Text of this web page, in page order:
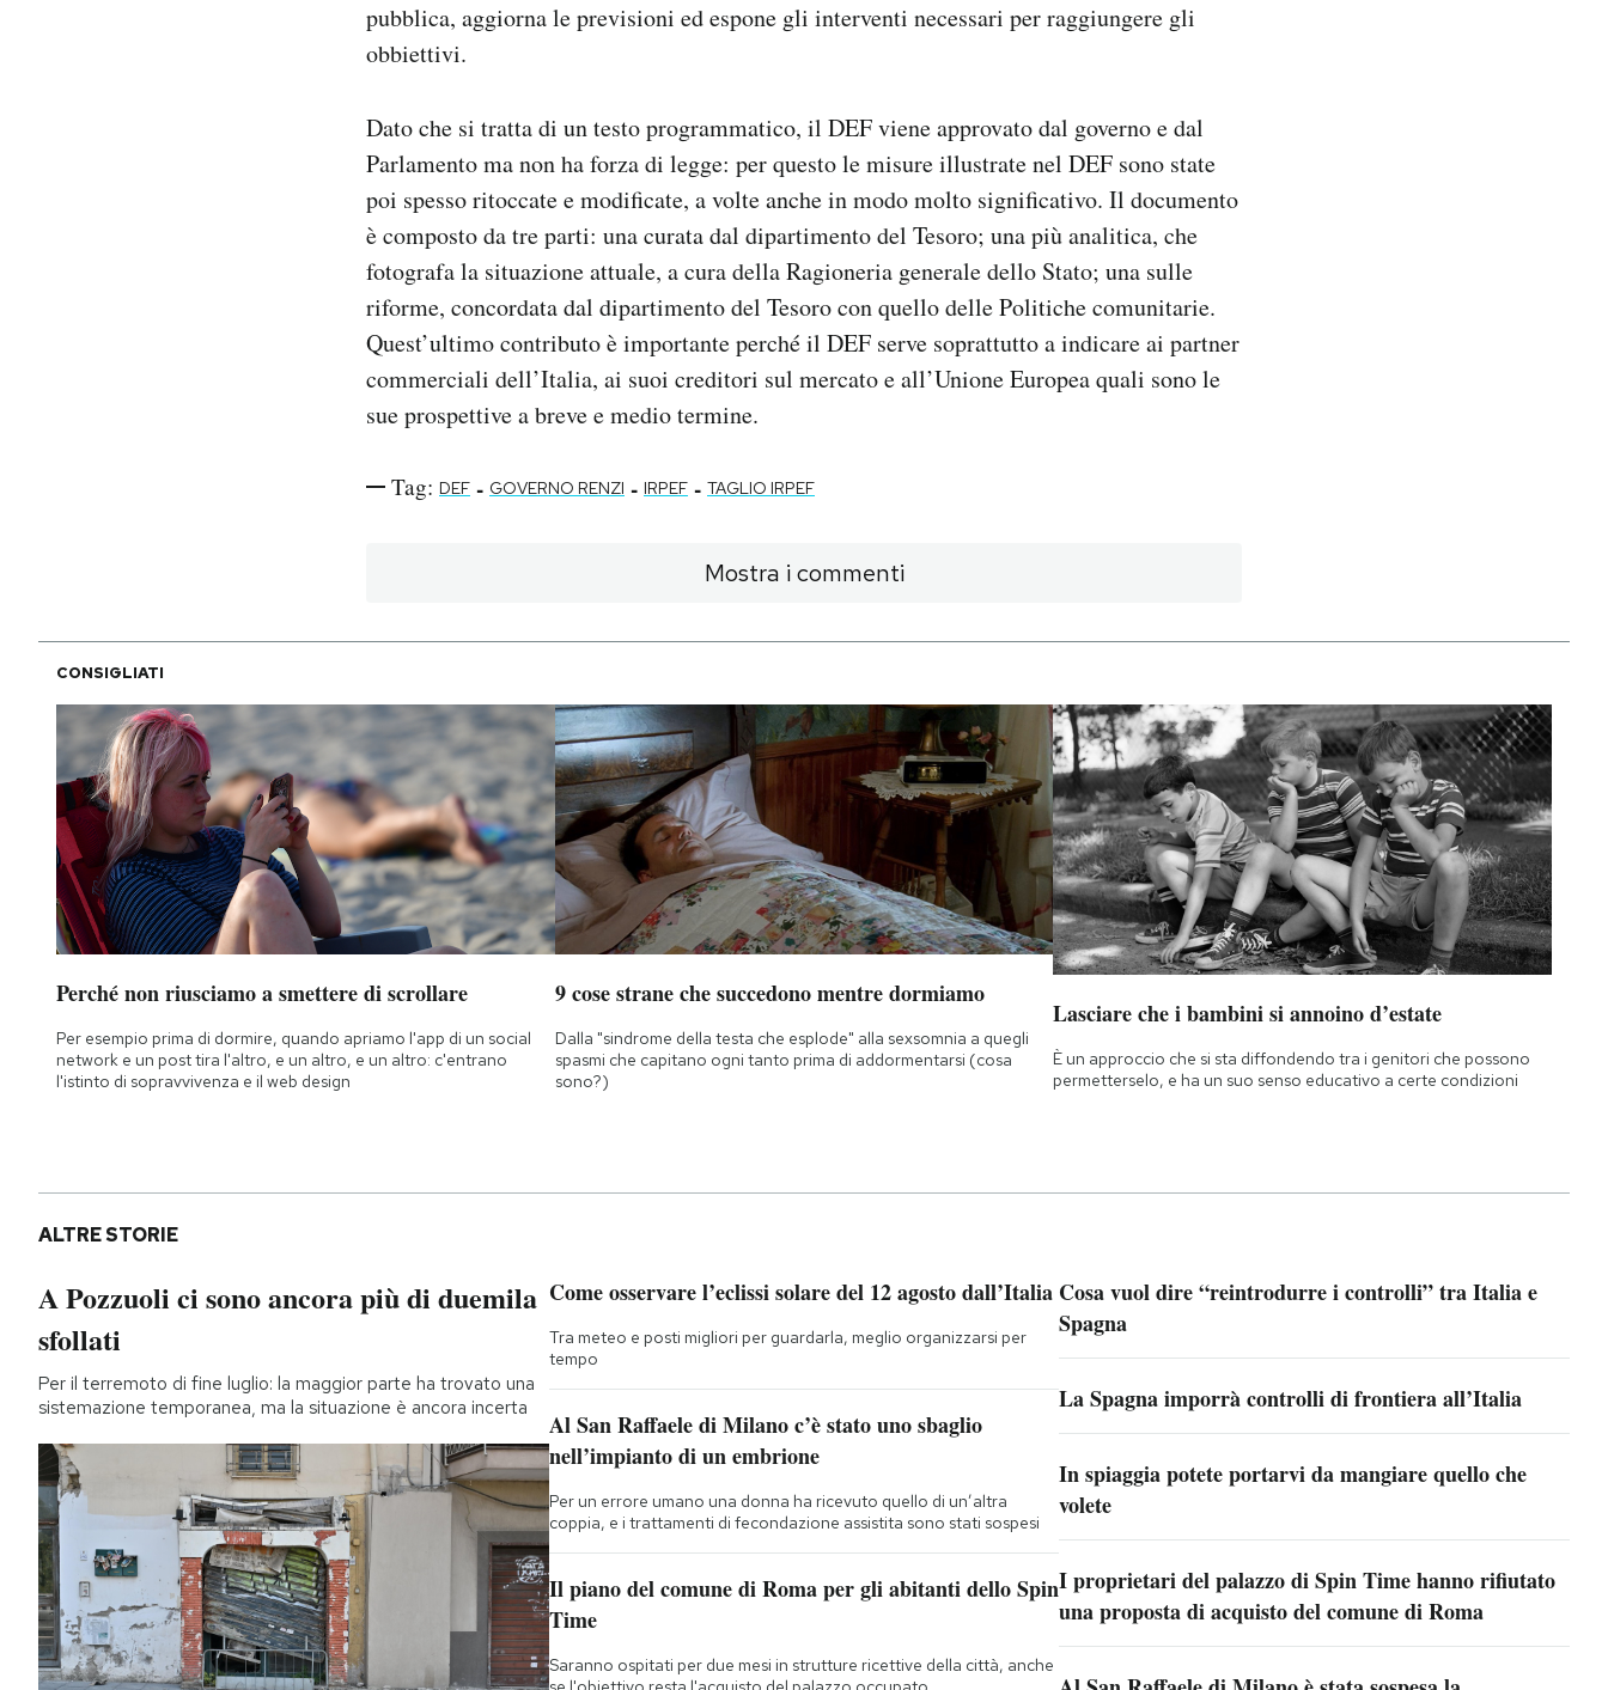
pubblica, aggiorna le previsioni ed espone gli interventi necessari per raggiungere gli
obbiettivi.
Dato che si tratta di un testo programmatico, il DEF viene approvato dal governo e dal
Parlamento ma non ha forza di legge: per questo le misure illustrate nel DEF sono state
poi spesso ritoccate e modificate, a volte anche in modo molto significativo. Il documento
è composto da tre parti: una curata dal dipartimento del Tesoro; una più analitica, che
fotografa la situazione attuale, a cura della Ragioneria generale dello Stato; una sulle
riforme, concordata dal dipartimento del Tesoro con quello delle Politiche comunitarie.
Quest’ultimo contributo è importante perché il DEF serve soprattutto a indicare ai partner
commerciali dell’Italia, ai suoi creditori sul mercato e all’Unione Europea quali sono le
sue prospettive a breve e medio termine.
Tag: DEF - GOVERNO RENZI - IRPEF - TAGLIO IRPEF
Mostra i commenti
CONSIGLIATI
Perché non riusciamo a smettere di scrollare
Per esempio prima di dormire, quando apriamo l'app di un social
network e un post tira l'altro, e un altro, e un altro: c'entrano
l'istinto di sopravvivenza e il web design
9 cose strane che succedono mentre dormiamo
Dalla "sindrome della testa che esplode" alla sexsomnia a quegli
spasmi che capitano ogni tanto prima di addormentarsi (cosa
sono?)
Lasciare che i bambini si annoino d’estate
È un approccio che si sta diffondendo tra i genitori che possono
permetterselo, e ha un suo senso educativo a certe condizioni
ALTRE STORIE
A Pozzuoli ci sono ancora più di duemila
sfollati
Per il terremoto di fine luglio: la maggior parte ha trovato una
sistemazione temporanea, ma la situazione è ancora incerta
Come osservare l’eclissi solare del 12 agosto dall’Italia
Tra meteo e posti migliori per guardarla, meglio organizzarsi per
tempo
Al San Raffaele di Milano c’è stato uno sbaglio
nell’impianto di un embrione
Per un errore umano una donna ha ricevuto quello di un’altra
coppia, e i trattamenti di fecondazione assistita sono stati sospesi
Il piano del comune di Roma per gli abitanti dello Spin
Time
Saranno ospitati per due mesi in strutture ricettive della città, anche
Cosa vuol dire “reintrodurre i controlli” tra Italia e
Spagna
La Spagna imporrà controlli di frontiera all’Italia
In spiaggia potete portarvi da mangiare quello che
volete
I proprietari del palazzo di Spin Time hanno rifiutato
una proposta di acquisto del comune di Roma